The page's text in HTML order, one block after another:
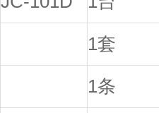
1套
1条